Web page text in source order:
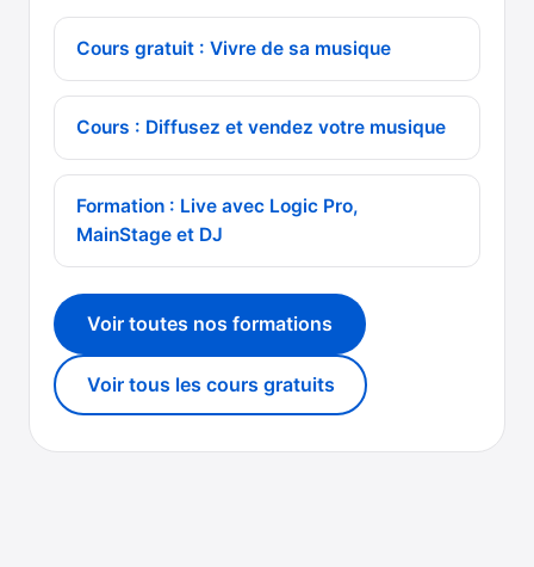
Cours gratuit : Vivre de sa musique
Cours : Diffusez et vendez votre musique
Formation : Live avec Logic Pro,
MainStage et DJ
Voir toutes nos formations
Voir tous les cours gratuits